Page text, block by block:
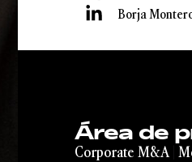
Borja
Área de
Corporate M&A|